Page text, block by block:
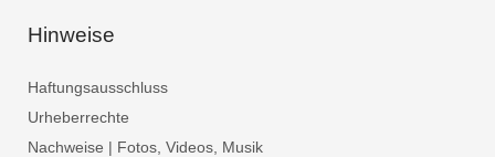
Hinweise
Haftungsausschluss
Urheberrechte
Nachweise | Fotos, Videos, Musik